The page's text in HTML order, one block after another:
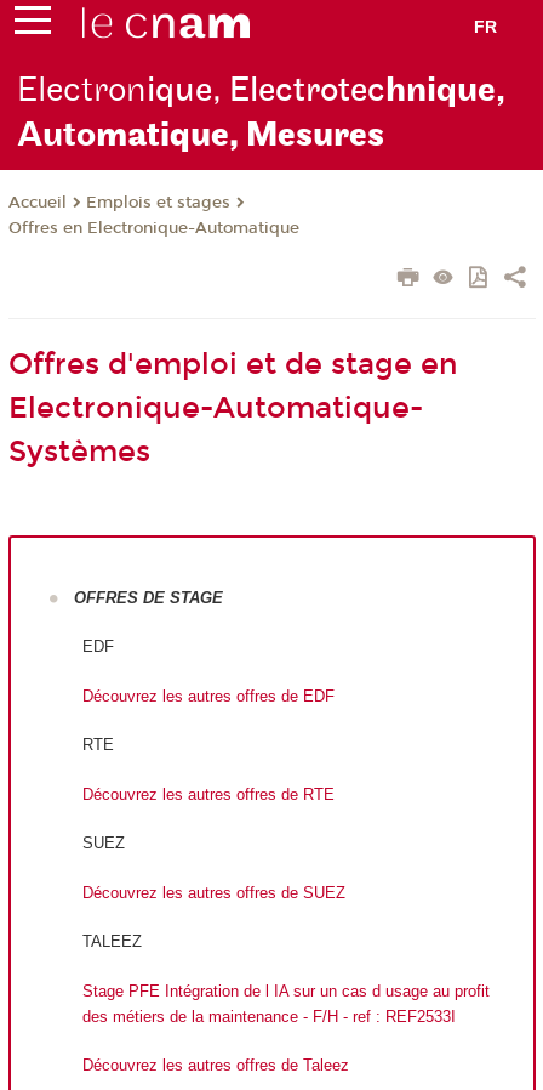
FR
Electronique, Electrotechnique,
Automatique, Mesures
Accueil
Emplois et stages
Offres en Electronique-Automatique
Offres d'emploi et de stage en
Electronique-Automatique-
Systèmes
OFFRES DE STAGE
EDF
Découvrez les autres offres de EDF
RTE
Découvrez les autres offres de RTE
SUEZ
Découvrez les autres offres de SUEZ
TALEEZ
Stage PFE Intégration de l IA sur un cas d usage au profit
des métiers de la maintenance - F/H - ref : REF2533I
Découvrez les autres offres de Taleez